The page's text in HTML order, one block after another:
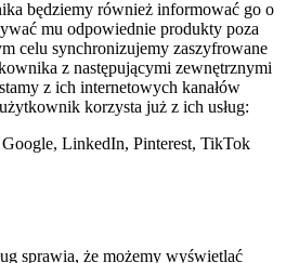
będziemy również informować go o
mu odpowiednie produkty poza
celu synchronizujemy zaszyfrowane
z następującymi zewnętrznymi
z ich internetowych kanałów
korzysta już z ich usług:
LinkedIn, Pinterest, TikTok
sprawia, że możemy wyświetlać